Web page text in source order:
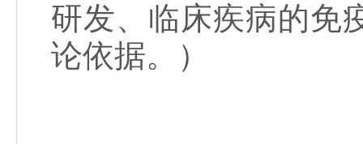
研发、临床疾病的免
论依据。）